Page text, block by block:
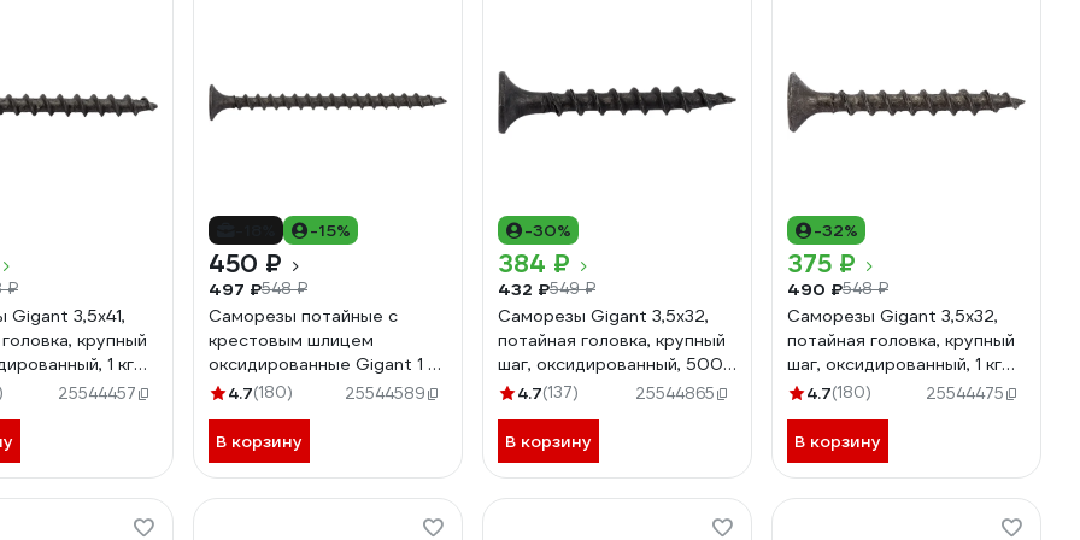
₽
Gigant 3,5x41,
крупный
1 кг
473 шт) 123529
25544457
-15%
450 ₽
497 ₽548 ₽
Саморезы потайные с
крестовым шлицем
оксидированные Gigant 1 кг
примерно 353 шт 3,5x55
4.7(180) 25544589
В корзину
-30%
384 ₽
432 ₽549 ₽
Саморезы Gigant 3,5x32,
потайная головка, крупный
шаг, оксидированный, 500
шт. 123548
4.7(137) 25544865
В корзину
-32%
375 ₽
490 ₽548 ₽
Саморезы Gigant 3,5x32,
потайная головка, крупный
шаг, оксидированный, 1 кг
(примерно 581 шт) 123527
4.7(180) 25544475
В корзину